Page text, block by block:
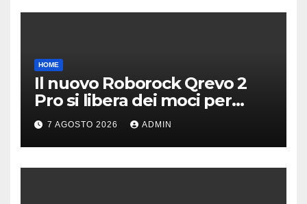
HOME
Il nuovo Roborock Qrevo 2
Pro si libera dei moci per
pulire i tappeti | PREZZO
7 AGOSTO 2026 ADMIN